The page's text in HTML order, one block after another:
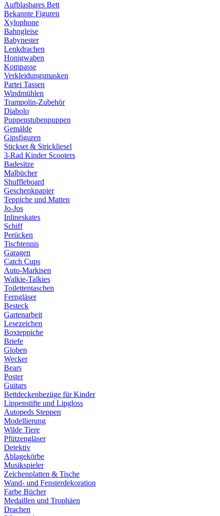
Aufblasbares Bett
Bekannte Figuren
Xylophone
Bahngleise
Babynester
Lenkdrachen
Honigwaben
Kompasse
Verkleidungsmasken
Partei Tassen
Windmühlen
Trampolin-Zubehör
Diabolo
Puppenstubenpuppen
Gemälde
Gipsfiguren
Stickset & Strickliesel
3-Rad Kinder Scooters
Badesitze
Malbücher
Shuffleboard
Geschenkpapier
Teppiche und Matten
Jo-Jos
Inlineskates
Schiff
Perücken
Tischtennis
Garagen
Catch Cups
Auto-Markisen
Walkie-Talkies
Toilettentaschen
Ferngläser
Besteck
Gartenarbeit
Lesezeichen
Boxteppiche
Briefe
Globen
Wecker
Bears
Poster
Guitars
Bettdeckenbezüge für Kinder
Lippenstifte und Lipgloss
Autopeds Steppen
Modellierung
Wilde Tiere
Pfützengläser
Detektiv
Ablagekörbe
Musikspieler
Zeichenplatten & Tische
Wand- und Fensterdekoration
Farbe Bücher
Medaillen und Trophäen
Drachen